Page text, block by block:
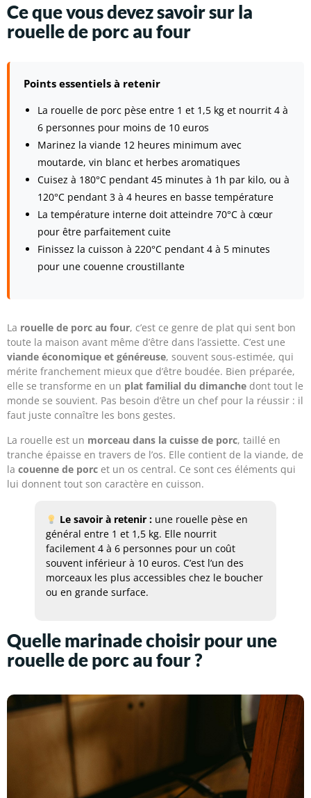
Ce que vous devez savoir sur la
rouelle de porc au four
Points essentiels à retenir
La rouelle de porc pèse entre 1 et 1,5 kg et nourrit 4 à
6 personnes pour moins de 10 euros
Marinez la viande 12 heures minimum avec
moutarde, vin blanc et herbes aromatiques
Cuisez à 180°C pendant 45 minutes à 1h par kilo, ou à
120°C pendant 3 à 4 heures en basse température
La température interne doit atteindre 70°C à cœur
pour être parfaitement cuite
Finissez la cuisson à 220°C pendant 4 à 5 minutes
pour une couenne croustillante
La rouelle de porc au four, c’est ce genre de plat qui sent bon
toute la maison avant même d’être dans l’assiette. C’est une
viande économique et généreuse, souvent sous-estimée, qui
mérite franchement mieux que d’être boudée. Bien préparée,
elle se transforme en un plat familial du dimanche dont tout le
monde se souvient. Pas besoin d’être un chef pour la réussir : il
faut juste connaître les bons gestes.
La rouelle est un morceau dans la cuisse de porc, taillé en
tranche épaisse en travers de l’os. Elle contient de la viande, de
la couenne de porc et un os central. Ce sont ces éléments qui
lui donnent tout son caractère en cuisson.
Le savoir à retenir :une rouelle pèse en
général entre 1 et 1,5 kg. Elle nourrit
facilement 4 à 6 personnes pour un coût
souvent inférieur à 10 euros. C’est l’un des
morceaux les plus accessibles chez le boucher
ou en grande surface.
Quelle marinade choisir pour une
rouelle de porc au four ?